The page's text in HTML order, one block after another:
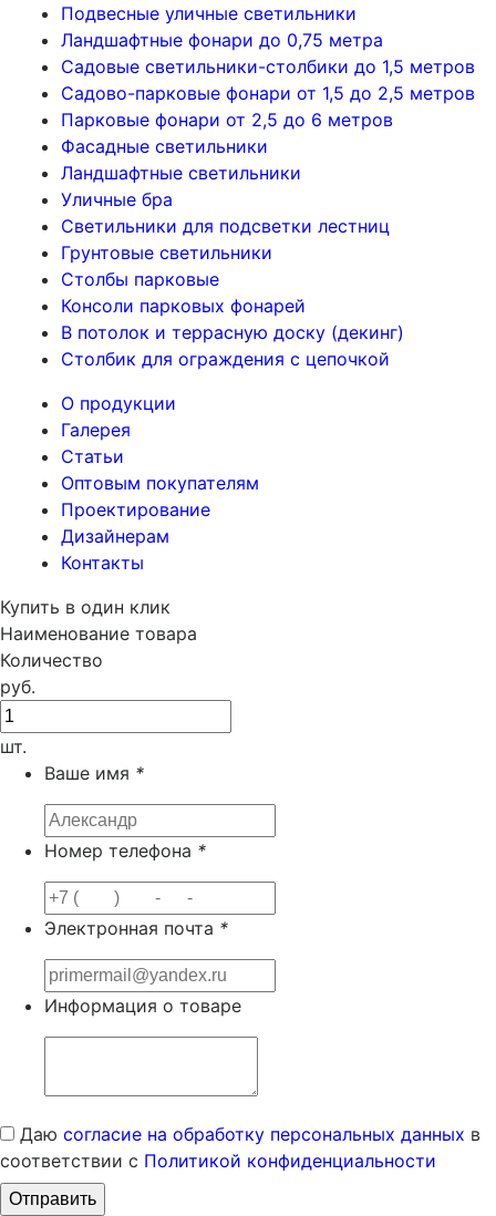
Подвесные уличные светильники
Ландшафтные фонари до 0,75 метра
Садовые светильники-столбики до 1,5 метров
Садово-парковые фонари от 1,5 до 2,5 метров
Парковые фонари от 2,5 до 6 метров
Фасадные светильники
Ландшафтные светильники
Уличные бра
Светильники для подсветки лестниц
Грунтовые светильники
Столбы парковые
Консоли парковых фонарей
В потолок и террасную доску (декинг)
Столбик для ограждения с цепочкой
О продукции
Галерея
Статьи
Оптовым покупателям
Проектирование
Дизайнерам
Контакты
Купить в один клик
Наименование товара
Количество
руб.
шт.
Ваше имя *
Номер телефона *
Электронная почта *
Информация о товаре
Даю согласие на обработку персональных данных в
соответствии с Политикой конфиденциальности